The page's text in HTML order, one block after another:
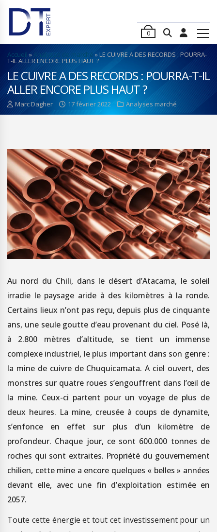
0
Accueil »Analyses de marché »LE CUIVRE A DES RECORDS : POURRA-
T-IL ALLER ENCORE PLUS HAUT ?
LE CUIVRE A DES RECORDS : POURRA-T-IL
ALLER ENCORE PLUS HAUT ?
Marc Dagher 17 février 2022 Analyses marché
Au nord du Chili, dans le désert d’Atacama, le soleil
irradie le paysage aride à des kilomètres à la ronde.
Certains lieux n’ont pas reçu, depuis plus de cinquante
ans, une seule goutte d’eau provenant du ciel. Posé là,
à 2.800 mètres d’altitude, se tient un immense
complexe industriel, le plus important dans son genre :
la mine de cuivre de Chuquicamata. A ciel ouvert, des
monstres sur quatre roues s’engouffrent dans l’œil de
la mine. Ceux-ci partent pour un voyage de plus de
deux heures. La mine, creusée à coups de dynamite,
s’enfonce en effet sur plus d’un kilomètre de
profondeur. Chaque jour, ce sont 600.000 tonnes de
roches qui sont extraites. Propriété du gouvernement
chilien, cette mine a encore quelques « belles » années
devant elle, avec une fin d’exploitation estimée en
2057.
Toute cette énergie et tout cet investissement pour un